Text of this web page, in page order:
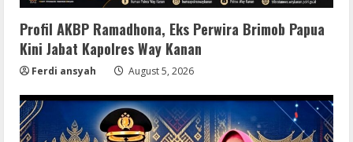
Profil AKBP Ramadhona, Eks Perwira Brimob Papua
Kini Jabat Kapolres Way Kanan
Ferdi ansyah August 5, 2026
August 7, 2026
3
VL
Office 365 Mondo Pre-Activated
August 7, 2026